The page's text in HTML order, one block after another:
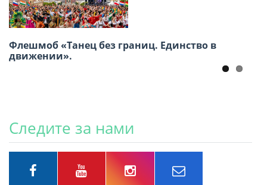
Флешмоб «Танец без границ. Единство в
движении».
Приглашаем принять участие в Акции
«Бессмертный полк» 9 Мая
Следите за нами